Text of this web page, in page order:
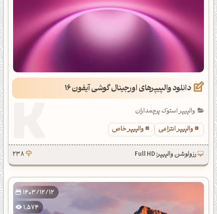
دانلود والپیپرهای اورجینال گوشی آیفون 16
والپیپر استوک پرچمداران
والپیپر انتزاعی
والپیپر خاص
رزولوشن والپیپر: Full HD 238
1403/12/12
1,574